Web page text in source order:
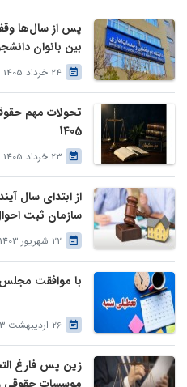
پس از سال‌ها
بین بانوان
24 خرداد 1405
1405
23 خرداد 1405
از ابتدای سال
سازمان ثبت
درخواست وراث
22 شهریور 1403
با موافقت
26 اردیبهشت 1403
زین پس فارغ